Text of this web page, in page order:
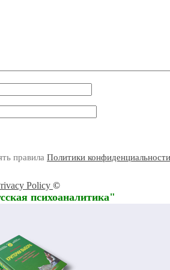
правила Политики конфиденциальности
Policy ©
психоаналитика"